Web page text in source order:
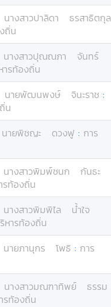
นางสาวปาลิดา
ธรสาธิตกุล
ถิ่น
นางสาวปุณณภา
จันทร์
ารท้องถิ่น
นายพัฒนพงษ์ จินะราช :
น
นายพิชญะ ดวงฟู : การ
นางสาวพิมพ์ชนก
กันธะ
รท้องถิ่น
นางสาวพิมพิไล
น้ำใจ
หารท้องถิ่น
นายภานุกร โพธิ : การ
นางสาวมณฑาทิพย์
ธรรม
รท้องถิ่น